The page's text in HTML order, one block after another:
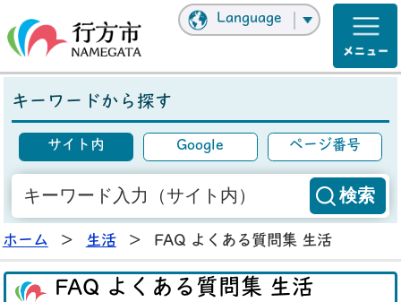
Language
キーワードから探す
サイト内 Google ページ番号
ホーム > 生活 > FAQ よくある質問集 生活
FAQ よくある質問集 生活